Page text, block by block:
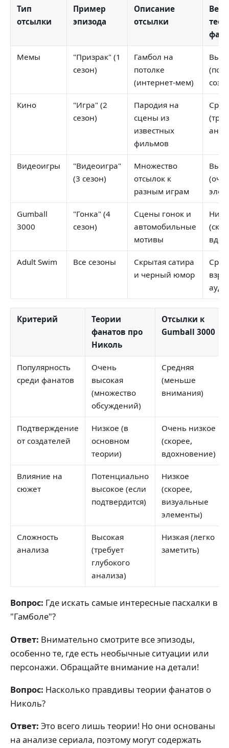
Тип
отсылки
Пример
эпизода
Описание
отсылки
Мемы
"Призрак" (1
сезон)
Гамбол на
потолке
(интернет-мем)
Кино
"Игра" (2
сезон)
Пародия на
сцены из
известных
фильмов
Видеоигры
"Видеоигра"
(3 сезон)
Множество
отсылок к
разным играм
Gumball
3000
"Гонка" (4
сезон)
Сцены гонок и
автомобильные
мотивы
Adult Swim Все сезоны
Скрытая сатира
и черный юмор
Критерий
Теории
фанатов про
Николь
Отсылки к
Gumball 3000
Популярность
среди фанатов
Очень
высокая
(множество
обсуждений)
Средняя
(меньше
внимания)
Подтверждение
от создателей
Низкое (в
основном
теории)
Очень низкое
(скорее,
вдохновение)
Влияние на
сюжет
Потенциально
высокое (если
подтвердится)
Низкое
(скорее,
визуальные
элементы)
Сложность
анализа
Высокая
(требует
глубокого
анализа)
Низкая (легко
заметить)
Вопрос: Где искать самые интересные пасхалки в
"Гамболе"?
Ответ: Внимательно смотрите все эпизоды,
особенно те, где есть необычные ситуации или
персонажи. Обращайте внимание на детали!
Вопрос: Насколько правдивы теории фанатов о
Николь?
Ответ: Это всего лишь теории! Но они основаны
на анализе сериала, поэтому могут содержать